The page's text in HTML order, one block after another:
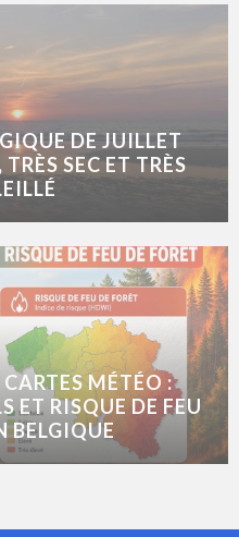
DE JUILLET
SEC ET TRÈS
MÉTÉO :
ET RISQUE DE FEU
BELGIQUE